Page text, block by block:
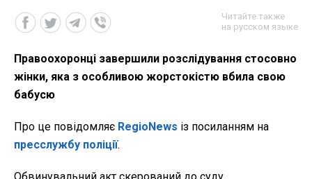
Читайте также
на русском языке
Правоохоронці завершили розслідування стосовно
жінки, яка з особливою жорстокістю вбила свою
бабусю
Про це повідомляє RegioNews із посиланням на
пресслужбу поліції.